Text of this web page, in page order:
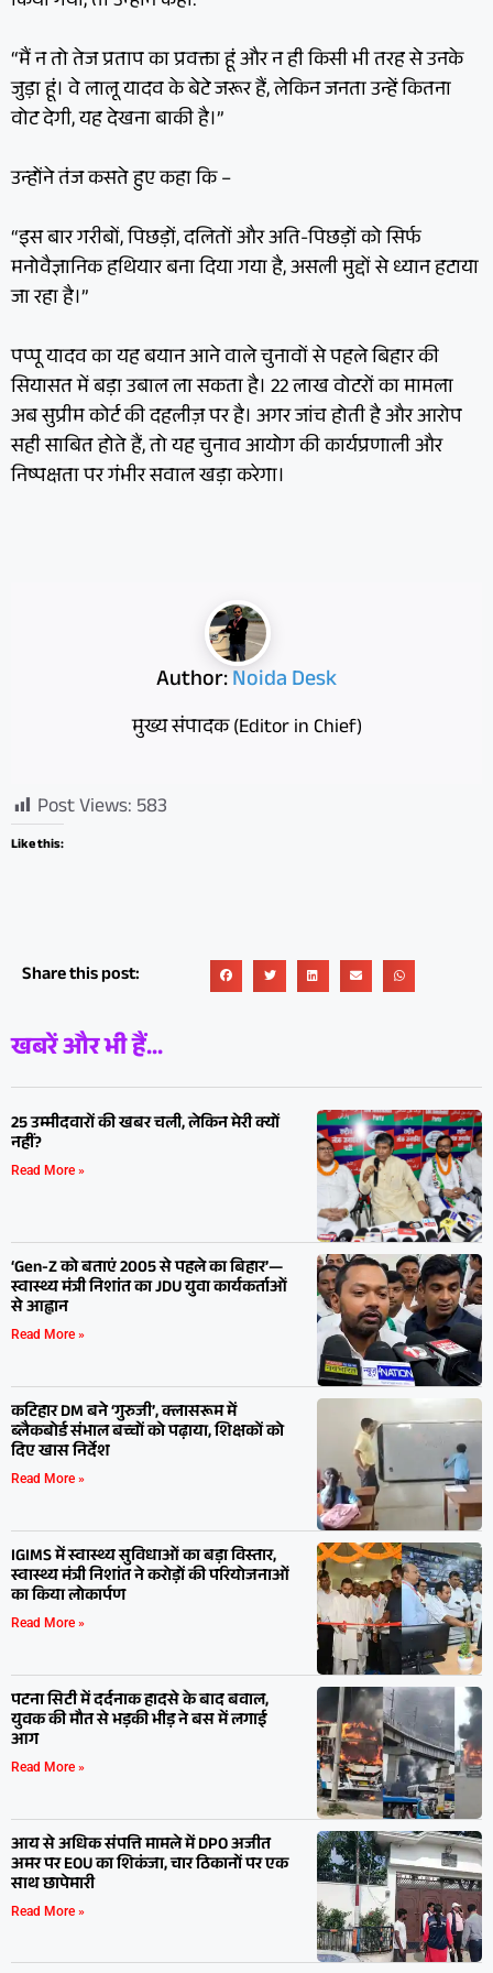
“मैं न तो तेज प्रताप का प्रवक्ता हूं और न ही किसी भी तरह से उनके
जुड़ा हूं। वे लालू यादव के बेटे जरूर हैं, लेकिन जनता उन्हें कितना
वोट देगी, यह देखना बाकी है।”
उन्होंने तंज कसते हुए कहा कि –
“इस बार गरीबों, पिछड़ों, दलितों और अति-पिछड़ों को सिर्फ
मनोवैज्ञानिक हथियार बना दिया गया है, असली मुद्दों से ध्यान हटाया
जा रहा है।”
पप्पू यादव का यह बयान आने वाले चुनावों से पहले बिहार की
सियासत में बड़ा उबाल ला सकता है। 22 लाख वोटरों का मामला
अब सुप्रीम कोर्ट की दहलीज़ पर है। अगर जांच होती है और आरोप
सही साबित होते हैं, तो यह चुनाव आयोग की कार्यप्रणाली और
निष्पक्षता पर गंभीर सवाल खड़ा करेगा।
Author:Noida Desk
मुख्य संपादक (Editor in Chief)
Post Views: 583
Like this:
Share this post:
खबरें और भी हैं...
25 उम्मीदवारों की खबर चली, लेकिन मेरी क्यों
नहीं?
Read More »
‘Gen-Z को बताएं 2005 से पहले का बिहार’—
स्वास्थ्य मंत्री निशांत का JDU युवा कार्यकर्ताओं
से आह्वान
Read More »
कटिहार DM बने ‘गुरुजी’, क्लासरूम में
ब्लैकबोर्ड संभाल बच्चों को पढ़ाया, शिक्षकों को
दिए खास निर्देश
Read More »
IGIMS में स्वास्थ्य सुविधाओं का बड़ा विस्तार,
स्वास्थ्य मंत्री निशांत ने करोड़ों की परियोजनाओं
का किया लोकार्पण
Read More »
पटना सिटी में दर्दनाक हादसे के बाद बवाल,
युवक की मौत से भड़की भीड़ ने बस में लगाई
आग
Read More »
आय से अधिक संपत्ति मामले में DPO अजीत
अमर पर EOU का शिकंजा, चार ठिकानों पर एक
साथ छापेमारी
Read More »